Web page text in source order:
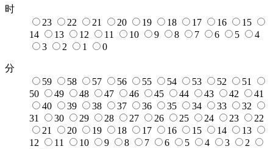
时
23
22 21 20 19 18 17 16
15
14
13 12 11 10 9 8 7 6 5
4
3
2 1 0
分
59
58 57 56 55 54 53 52
51
50
49 48 47 46 45 44 43 42
41
40
39 38 37 36 35 34 33
32
31
30 29 28 27 26 25 24 23
22
21
20 19 18 17 16 15 14
13
12
11 10 9 8 7 6 5 4 3
2